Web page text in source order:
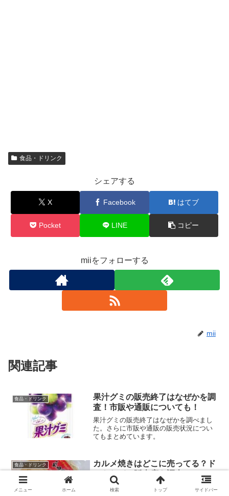
食品・ドリンク
シェアする
X Facebook はてブ
Pocket LINE コピー
miiをフォローする
mii
関連記事
食品・ドリンク
果汁グミの販売終了はなぜかを調
査！市販や通販についても！
果汁グミの販売終了はなぜかを調べまし
た。さらに市販や通販の販売状況につい
てもまとめています。
食品・ドリンク
カルメ焼きはどこに売ってる？ド
ンキなどの販売店を調査！
カルメ焼きはどこに売ってるかを調べま
した。ドンキなどの販売店についてまと
メニュー ホーム 検索 トップ サイドバー